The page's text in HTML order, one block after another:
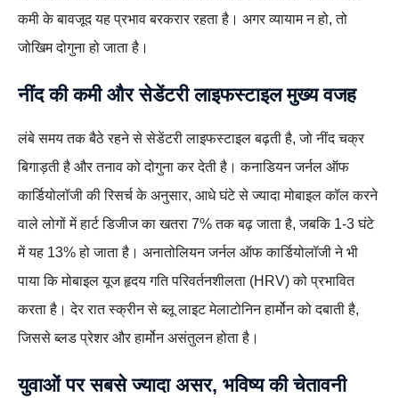
कमी के बावजूद यह प्रभाव बरकरार रहता है। अगर व्यायाम न हो, तो
जोखिम दोगुना हो जाता है।
नींद की कमी और सेडेंटरी लाइफस्टाइल मुख्य वजह
लंबे समय तक बैठे रहने से सेडेंटरी लाइफस्टाइल बढ़ती है, जो नींद चक्र
बिगाड़ती है और तनाव को दोगुना कर देती है। कनाडियन जर्नल ऑफ
कार्डियोलॉजी की रिसर्च के अनुसार, आधे घंटे से ज्यादा मोबाइल कॉल करने
वाले लोगों में हार्ट डिजीज का खतरा 7% तक बढ़ जाता है, जबकि 1-3 घंटे
में यह 13% हो जाता है। अनातोलियन जर्नल ऑफ कार्डियोलॉजी ने भी
पाया कि मोबाइल यूज हृदय गति परिवर्तनशीलता (HRV) को प्रभावित
करता है। देर रात स्क्रीन से ब्लू लाइट मेलाटोनिन हार्मोन को दबाती है,
जिससे ब्लड प्रेशर और हार्मोन असंतुलन होता है।
युवाओं पर सबसे ज्यादा असर, भविष्य की चेतावनी